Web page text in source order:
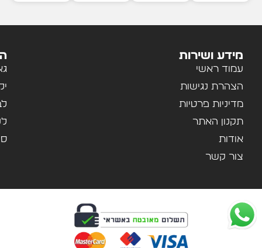
מידע ושירות
עמוד ראשי
הצהרת נגישות
מדיניות פרטיות
תקנון האתר
אודות
צור קשר